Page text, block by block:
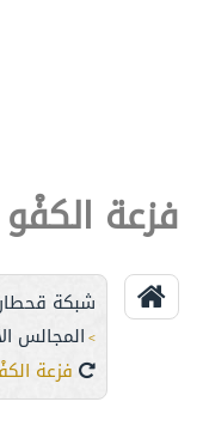
فزعة الكفْو
شبكة
> المجالس
فزعة